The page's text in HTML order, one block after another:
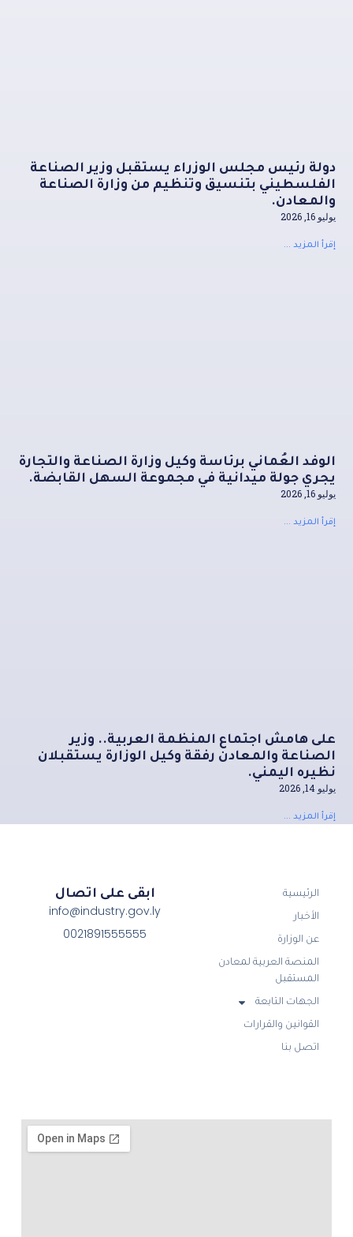
دولة رئيس مجلس الوزراء يستقبل وزير الصناعة
الفلسطيني بتنسيق وتنظيم من وزارة الصناعة
والمعادن.
يوليو 16, 2026
إقرأ المزيد ...
الوفد العُماني برئاسة وكيل وزارة الصناعة والتجارة
يجري جولة ميدانية في مجموعة السهل القابضة.
يوليو 16, 2026
إقرأ المزيد ...
على هامش اجتماع المنظمة العربية.. وزير
الصناعة والمعادن رفقة وكيل الوزارة يستقبلان
نظيره اليمني.
يوليو 14, 2026
إقرأ المزيد ...
الرئيسية
الأخبار
عن الوزارة
المنصة العربية لمعادن
المستقبل
الجهات التابعة
القوانين والقرارات
اتصل بنا
ابقى على اتصال
info@industry.gov.ly
0021891555555